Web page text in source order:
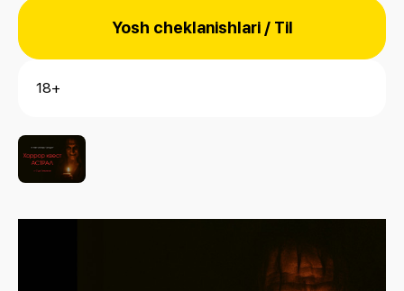
Yosh cheklanishlari / Til
18+